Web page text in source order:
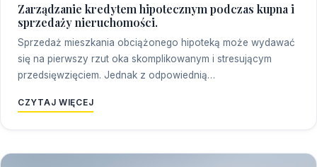
Zarządzanie kredytem hipotecznym podczas kupna i
sprzedaży nieruchomości.
Sprzedaż mieszkania obciążonego hipoteką może wydawać
się na pierwszy rzut oka skomplikowanym i stresującym
przedsięwzięciem. Jednak z odpowiednią…
CZYTAJ WIĘCEJ